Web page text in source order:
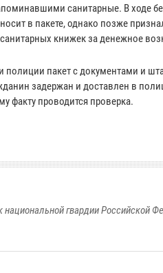
санитарные. В ходе
в пакете, однако позже
книжек за денежное
пакет с документами и
задержан и доставлен в
факту проводится проверка.
гвардии Российской